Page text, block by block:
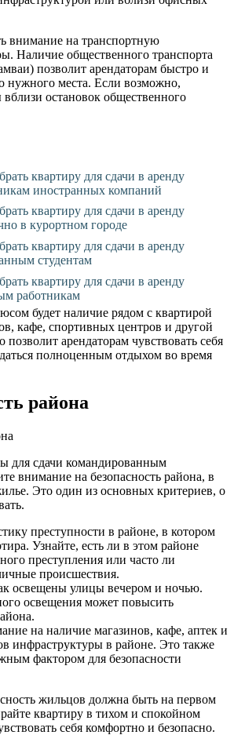
внимание на транспортную
Наличие общественного транспорта
позволит арендаторам быстро и
нужного места. Если возможно,
остановок общественного
квартиру для сдачи в аренду
иностранных компаний
квартиру для сдачи в аренду
в курортном городе
квартиру для сдачи в аренду
студентам
квартиру для сдачи в аренду
работникам
будет наличие рядом с квартирой
кафе, спортивных центров и другой
арендаторам чувствовать себя
полноценным отдыхом во время
района
для сдачи командированным
внимание на безопасность района, в
Это один из основных критериев, о
преступности в районе, в котором
Узнайте, есть ли в этом районе
преступления или часто ли
происшествия.
освещены улицы вечером и ночью.
освещения может повысить
на наличие магазинов, кафе, аптек и
инфраструктуры в районе. Это также
фактором для безопасности
жильцов должна быть на первом
квартиру в тихом и спокойном
себя комфортно и безопасно.